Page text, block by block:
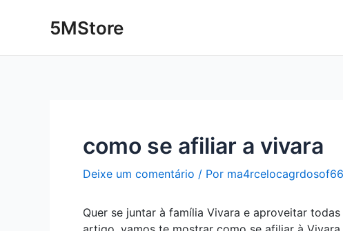
5MStore
como se afiliar a vivara
Deixe um comentário / Por
Quer se juntar à família Vivara e aproveitar
navigation